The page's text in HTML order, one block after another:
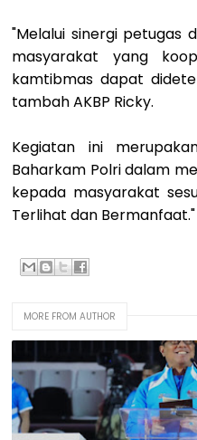
"Melalui sinergi petugas
masyarakat yang
kamtibmas dapat
tambah AKBP Ricky.
Kegiatan ini
Baharkam Polri dalam
kepada masyarakat
Terlihat dan Bermanfaat."
MORE FROM AUTHOR